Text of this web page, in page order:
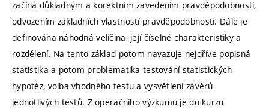
začíná důkladným a korektním zavedením pravděpodobnosti,
odvozením základních vlastností pravděpodobnosti. Dále je
definována náhodná veličina, její číselné charakteristiky a
rozdělení. Na tento základ potom navazuje nejdříve popisná
statistika a potom problematika testování statistických
hypotéz, volba vhodného testu a vysvětlení závěrů
jednotlivých testů. Z operačního výzkumu je do kurzu